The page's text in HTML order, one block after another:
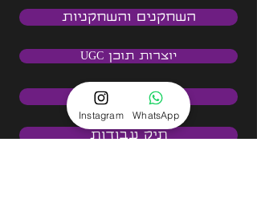
השחקנים והשחקניות
יוצרות תוכן UGC
המגזין שלנו
תיק עבודות
Instagram WhatsApp